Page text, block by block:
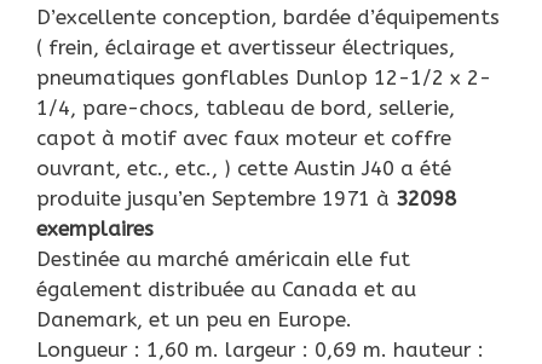
D’excellente conception, bardée d’équipements
( frein, éclairage et avertisseur électriques,
pneumatiques gonflables Dunlop 12-1/2 x 2-
1/4, pare-chocs, tableau de bord, sellerie,
capot à motif avec faux moteur et coffre
ouvrant, etc., etc., ) cette Austin J40 a été
produite jusqu’en Septembre 1971 à 32098
exemplaires
Destinée au marché américain elle fut
également distribuée au Canada et au
Danemark, et un peu en Europe.
Longueur : 1,60 m. largeur : 0,69 m. hauteur :